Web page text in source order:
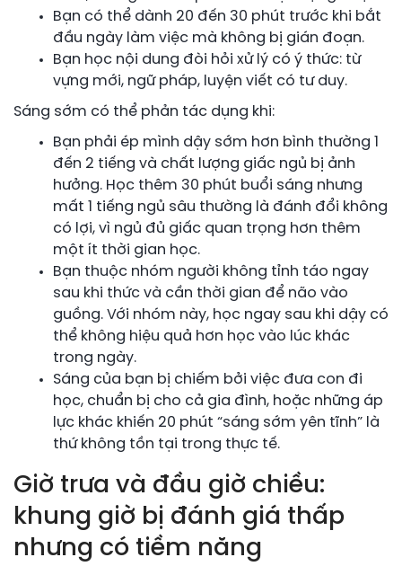
Bạn có thể dành 20 đến 30 phút trước khi bắt
đầu ngày làm việc mà không bị gián đoạn.
Bạn học nội dung đòi hỏi xử lý có ý thức: từ
vựng mới, ngữ pháp, luyện viết có tư duy.
Sáng sớm có thể phản tác dụng khi:
Bạn phải ép mình dậy sớm hơn bình thường 1
đến 2 tiếng và chất lượng giấc ngủ bị ảnh
hưởng. Học thêm 30 phút buổi sáng nhưng
mất 1 tiếng ngủ sâu thường là đánh đổi không
có lợi, vì ngủ đủ giấc quan trọng hơn thêm
một ít thời gian học.
Bạn thuộc nhóm người không tỉnh táo ngay
sau khi thức và cần thời gian để não vào
guồng. Với nhóm này, học ngay sau khi dậy có
thể không hiệu quả hơn học vào lúc khác
trong ngày.
Sáng của bạn bị chiếm bởi việc đưa con đi
học, chuẩn bị cho cả gia đình, hoặc những áp
lực khác khiến 20 phút “sáng sớm yên tĩnh” là
thứ không tồn tại trong thực tế.
Giờ trưa và đầu giờ chiều:
khung giờ bị đánh giá thấp
nhưng có tiềm năng